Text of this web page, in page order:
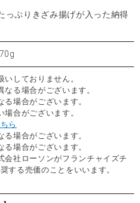
っぷりきざみ揚げが入った納得
70g
しておりません。
る場合がございます。
場合がございます。
合がございます。
ら
場合がございます。
場合がございます。
会社ローソンがフランチャイズチ
する売価のことをいいます。